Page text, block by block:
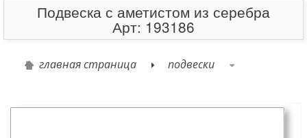
Подвеска с аметистом из серебра
Арт: 193186
главная страница подвески